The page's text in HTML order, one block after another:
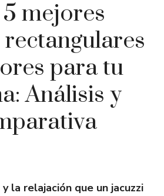
mejores
para tu
Análisis y
la relajación que un jacuzzi